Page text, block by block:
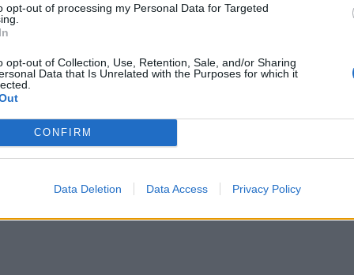
opt-out of processing my Personal Data for Targeted
opt-out of Collection, Use, Retention, Sale, and/or Sharing
Data that Is Unrelated with the Purposes for which it
CONFIRM
Data Deletion Data Access Privacy Policy
ВЪВ facebook
в: